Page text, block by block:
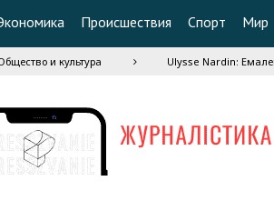
Происшествия Спорт Мир
и культура Ulysse Nardin: